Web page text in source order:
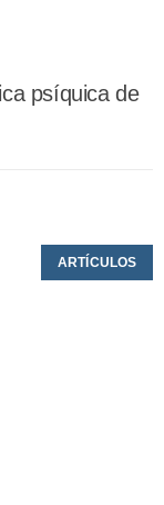
psíquica de
ARTÍCULOS